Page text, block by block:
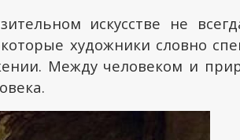
искусстве не
художники словно
Между человеком и